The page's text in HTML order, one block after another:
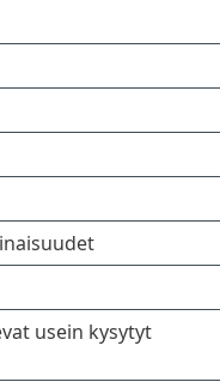
usein kysytyt